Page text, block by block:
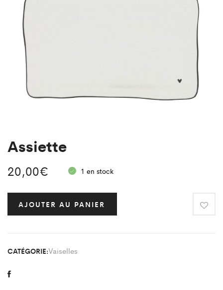
Assiette
20,00€ 1 en stock
AJOUTER AU PANIER
CATÉGORIE:Vaiselles